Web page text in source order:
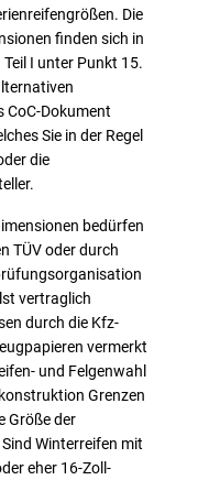
Die
finden sich in
I unter Punkt 15.
CoC-Dokument
Sie in der Regel
die
bedürfen
TÜV oder durch
vertraglich
durch die Kfz-
vermerkt
und Felgenwahl
Grenzen
Größe der
Winterreifen mit
eher 16-Zoll-